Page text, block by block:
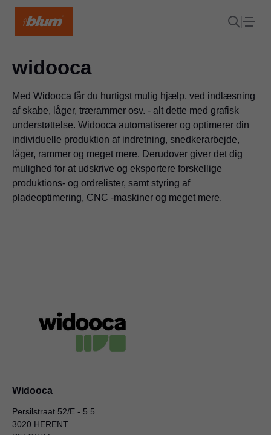
widooca
Med Widooca får du hurtigst mulig hjælp, ved indlæsning
af skabe, låger, trærammer osv. - alt dette med grafisk
understøttelse. Widooca automatiserer og optimerer din
individuelle produktion af indretning, snedkerarbejde,
låger, rammer og meget mere. Derudover giver det dig
mulighed for at udskrive og eksportere forskellige
produktions- og ordrelister, samt styring af
pladeoptimering, CNC -maskiner og meget mere.
Widooca
Persilstraat 52/E - 5 5
3020 HERENT